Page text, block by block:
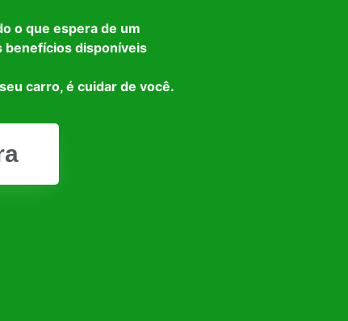
o que espera de um
benefícios disponíveis
carro, é cuidar de você.